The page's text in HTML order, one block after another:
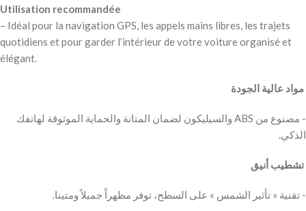
Utilisation recommandée
– Idéal pour la navigation GPS, les appels mains libres, les trajets
quotidiens et pour garder l’intérieur de votre voiture organisé et
élégant.
‫ مواد عالية الجودة
‫- مصنوع من ABS والسيليكون لضمان المتانة والحماية الموثوقة لهاتفك
الذكي.
‫ تشطيب أنيق
‫- تقنية « تأثير الشمس » على السطح، توفر مظهراً جميلاً ومتينا.